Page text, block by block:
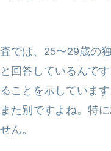
では、25〜29歳の
回答しているんで
ことを示していま
た別ですよね。特
ん。